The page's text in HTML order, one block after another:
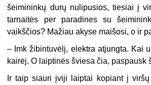
šeimininkų durų nulipusios, tiesiai į
tarnaitės per paradines su
vaikščios? Mažiau akyse maišosi, o ir
– Imk žibintuvėlį, elektra atjungta. Kai
kairėj. O laiptinės šviesa čia, paspausk
Ir taip siauri įviji laiptai kopiant į